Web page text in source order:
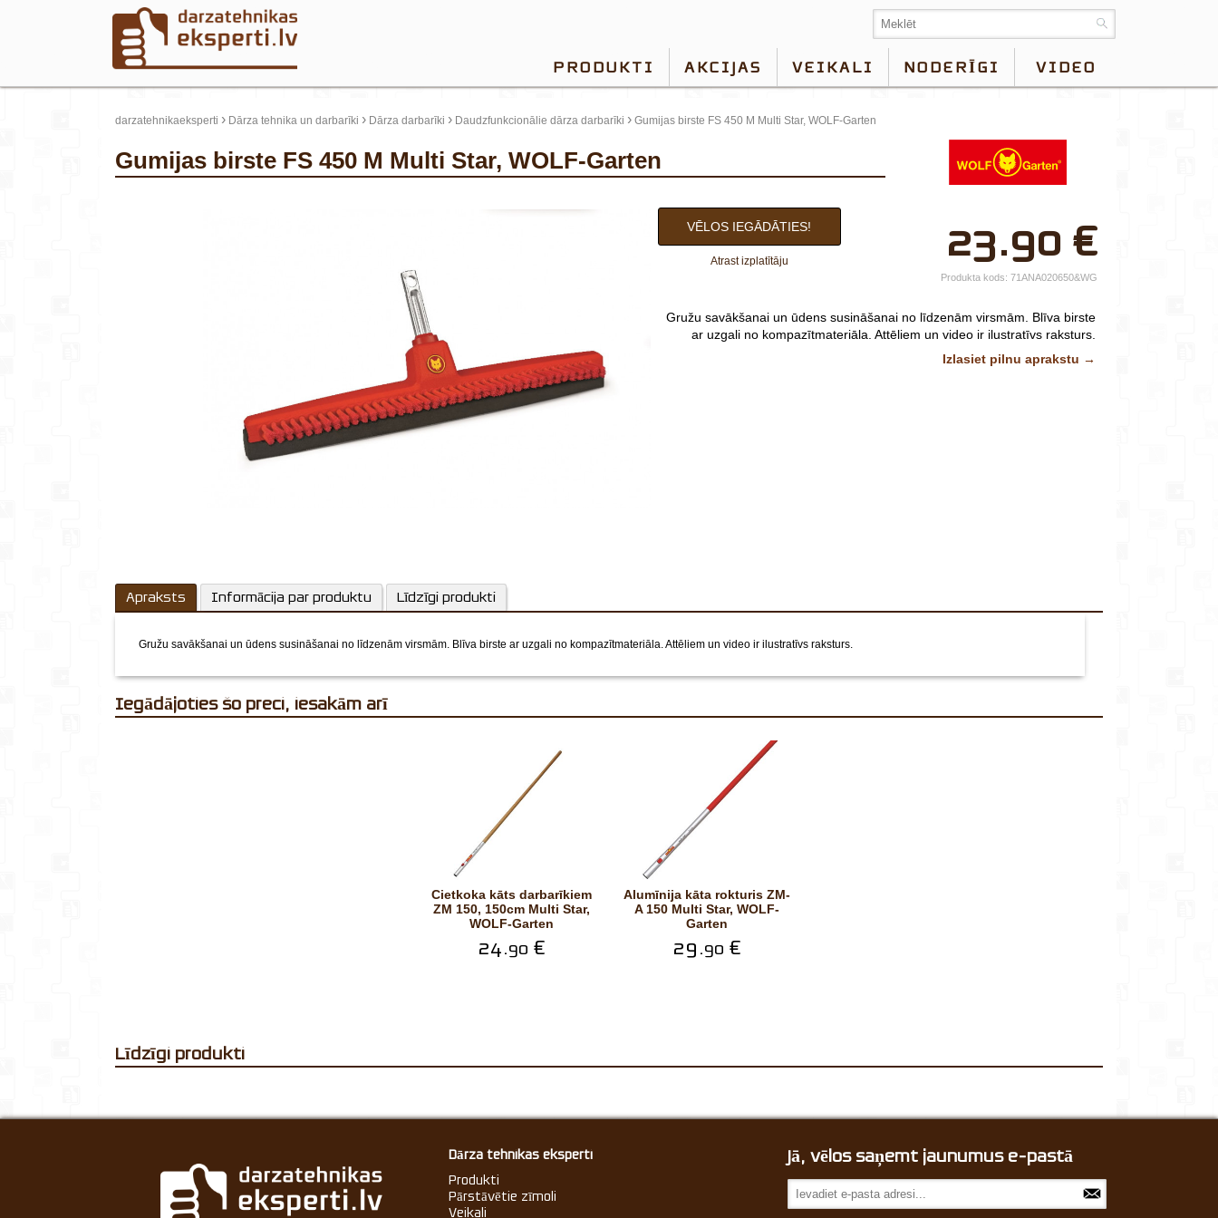
PRODUKTI AKCIJAS VEIKALI NODERĪGI VIDEO
darzatehnikaeksperti › Dārza tehnika un darbarīki › Dārza darbarīki › Daudzfunkcionālie dārza darbarīki › Gumijas birste FS 450 M Multi Star, WOLF-Garten
Gumijas birste FS 450 M Multi Star, WOLF-Garten
Jūsu vārds*
tālr.*
E-pasts*
23.90 €
VĒLOS IEGĀDĀTIES!
Atrast izplatītāju
Produkta kods: 71ANA020650&WG
Gružu savākšanai un ūdens susināšanai no līdzenām virsmām. Blīva birste
ar uzgali no kompazītmateriāla. Attēliem un video ir ilustratīvs raksturs.
Izlasiet pilnu aprakstu →
Apraksts Informācija par produktu Līdzīgi produkti
Gružu savākšanai un ūdens susināšanai no līdzenām virsmām. Blīva birste ar uzgali no kompazītmateriāla.Attēliem un video ir ilustratīvs raksturs.
Iegādājoties šo preci, iesakām arī
Cietkoka kāts darbarīkiem
ZM 150, 150cm Multi Star,
WOLF-Garten
24.90 €
Alumīnija kāta rokturis ZM-
A 150 Multi Star, WOLF-
Garten
29.90 €
Līdzīgi produkti
Dārza tehnikas eksperti
Produkti
Pārstāvētie zīmoli
Veikali
Jā, vēlos saņemt jaunumus e-pastā